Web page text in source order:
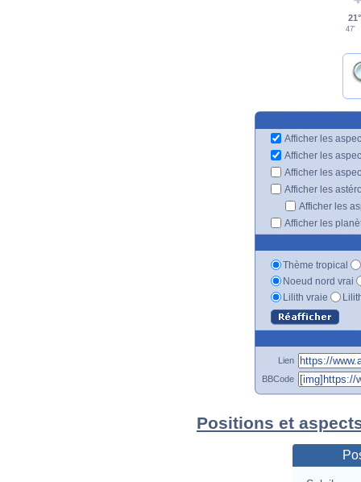
21°
47'
Afficher les
Afficher les
Afficher les
Afficher les
Afficher les
Afficher les
Thème tropical
Noeud nord vrai
Lilith vraie
Lien
BBCode
Positions et